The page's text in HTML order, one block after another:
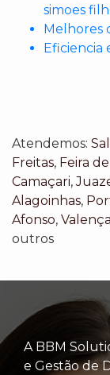
simoes
Melhores
Eficiencia
Atendemos:
Freitas, Feira
Camaçari,
Alagoinhas,
Afonso, Valença
outros
A BBM
e Gestão de